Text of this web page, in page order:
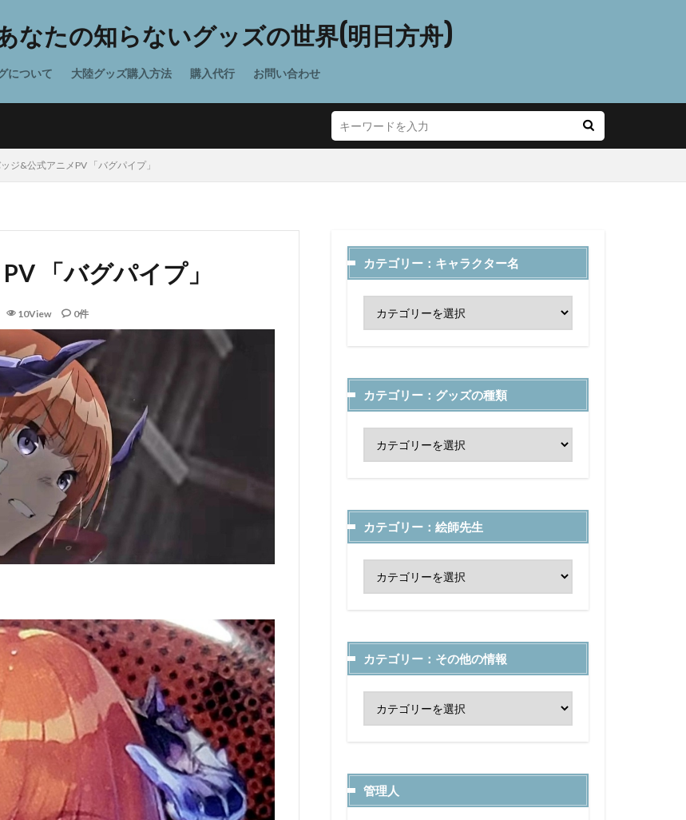
なたの知らないグッズの世界(明日方舟)
について 大陸グッズ購入方法 購入代行 お問い合わせ
ジ&公式アニメPV 「バグパイプ」
「バグパイプ」
10View 0件
カテゴリー：キャラクター名
カテゴリー：グッズの種類
カテゴリー：絵師先生
カテゴリー：その他の情報
管理人